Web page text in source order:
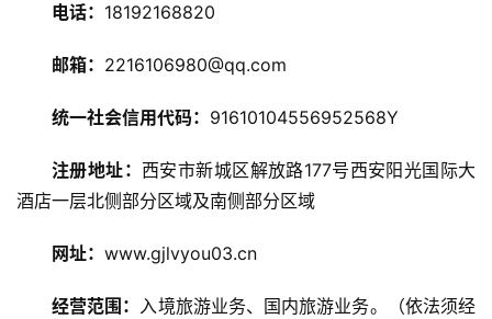
特
电话： 18192168820
邮箱： 2216106980@qq.com
统一社会信用代码： 91610104556952568Y
注册地址： 西安市新城区解放路177号西安阳光国际大
酒店一层北侧部分区域及南侧部分区域
网址： www.gjlvyou03.cn
经营范围： 入境旅游业务、国内旅游业务。（依法须经